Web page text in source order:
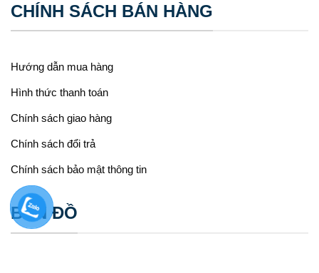
CHÍNH SÁCH BÁN HÀNG
Hướng dẫn mua hàng
Hình thức thanh toán
Chính sách giao hàng
Chính sách đổi trả
Chính sách bảo mật thông tin
BẢN ĐỒ